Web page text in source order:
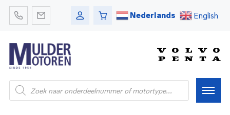
Nederlands English